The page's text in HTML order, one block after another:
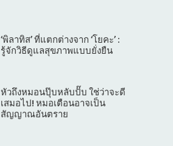
‘พิลาทิส’ ที่แตกต่างจาก ‘โยคะ’ :
รู้จักวิธีดูแลสุขภาพแบบยั่งยืน
หัวถึงหมอนปุ๊บหลับปั๊บ ใช่ว่าจะดี
เสมอไป! หมอเตือนอาจเป็น
สัญญาณอันตราย